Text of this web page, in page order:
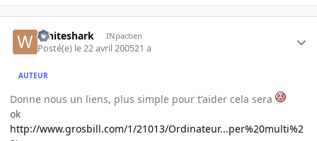
Whiteshark INpactien
Posté(e) le 22 avril 200521 a
AUTEUR
Donne nous un liens, plus simple pour t'aider cela sera
ok
http://www.grosbill.com/1/21013/Ordinateur...per%20multi%2